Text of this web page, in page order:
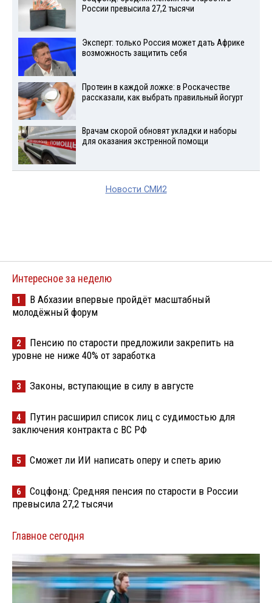
России превысила 27,2 тысячи
Эксперт: только Россия может дать Африке
возможность защитить себя
Протеин в каждой ложке: в Роскачестве
рассказали, как выбрать правильный йогурт
Врачам скорой обновят укладки и наборы
для оказания экстренной помощи
Новости СМИ2
Интересное за неделю
1
В Абхазии впервые пройдёт масштабный
молодёжный форум
2
Пенсию по старости предложили закрепить на
уровне не ниже 40% от заработка
3 Законы, вступающие в силу в августе
4
Путин расширил список лиц с судимостью для
заключения контракта с ВС РФ
5 Сможет ли ИИ написать оперу и спеть арию
6
Соцфонд: Средняя пенсия по старости в России
превысила 27,2 тысячи
Главное сегодня